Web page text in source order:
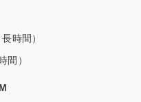
時間）
間）